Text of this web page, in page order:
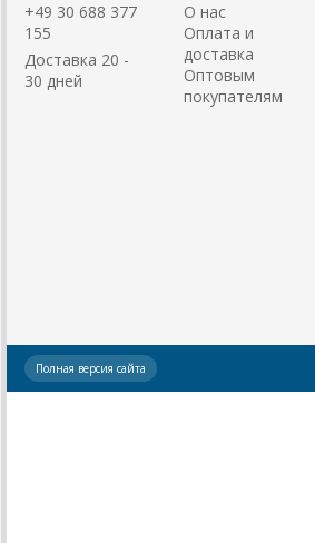
+49 30 688 377
155
Доставка 20 -
30 дней
О нас
Оплата и
доставка
Оптовым
покупателям
Полная версия сайта